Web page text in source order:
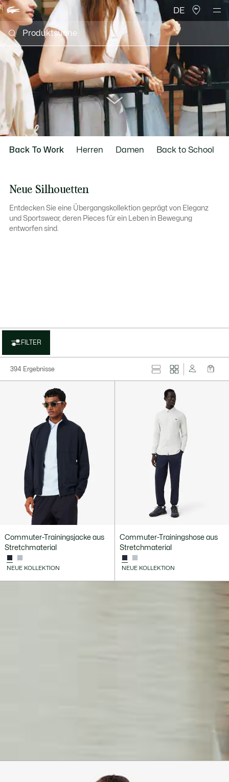
DE
scroll
next
Back To Work Herren Damen Back to School
Neue Silhouetten
Entdecken Sie eine Übergangskollektion geprägt von Eleganz
und Sportswear, deren Pieces für ein Leben in Bewegung
entworfen sind.
FILTER
394 Ergebnisse
Commuter-Trainingsjacke aus
Stretchmaterial
NEUE KOLLEKTION
Commuter-Trainingshose aus
Stretchmaterial
NEUE KOLLEKTION